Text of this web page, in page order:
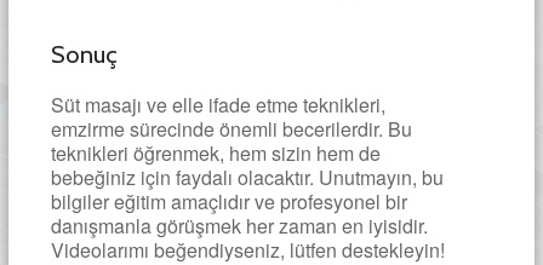
Sonuç
Süt masajı ve elle ifade etme teknikleri,
emzirme sürecinde önemli becerilerdir. Bu
teknikleri öğrenmek, hem sizin hem de
bebeğiniz için faydalı olacaktır. Unutmayın, bu
bilgiler eğitim amaçlıdır ve profesyonel bir
danışmanla görüşmek her zaman en iyisidir.
Videolarımı beğendiyseniz, lütfen destekleyin!